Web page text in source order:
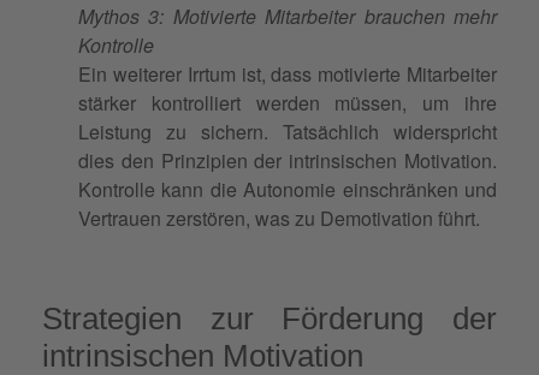
Mythos 3: Motivierte Mitarbeiter brauchen mehr
Kontrolle
Ein weiterer Irrtum ist, dass motivierte Mitarbeiter
stärker kontrolliert werden müssen, um ihre
Leistung zu sichern. Tatsächlich widerspricht
dies den Prinzipien der intrinsischen Motivation.
Kontrolle kann die Autonomie einschränken und
Vertrauen zerstören, was zu Demotivation führt.
Strategien zur Förderung der
intrinsischen Motivation